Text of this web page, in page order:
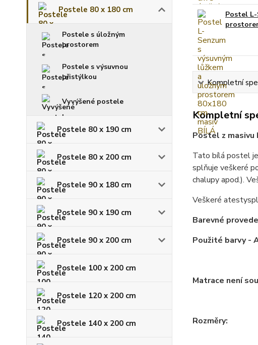
Postele 80 x 180 cm
Postele s úložným
prostorem
Postele s výsuvnou
přistýlkou
Vyvýšené postele
Postele 80 x 190 cm
Postele 80 x 200 cm
Postele 90 x 180 cm
Postele 90 x 190 cm
Postele 90 x 200 cm
Postele 100 x 200 cm
Postele 120 x 200 cm
Postele 140 x 200 cm
Postel L-
Kompletní
Kompletní
Postel z masivu
Tato bílá postel
splňuje veškeré
chalupy apod.).
Veškeré
Barevné
Použité barvy -
Matrace není
Rozměry: